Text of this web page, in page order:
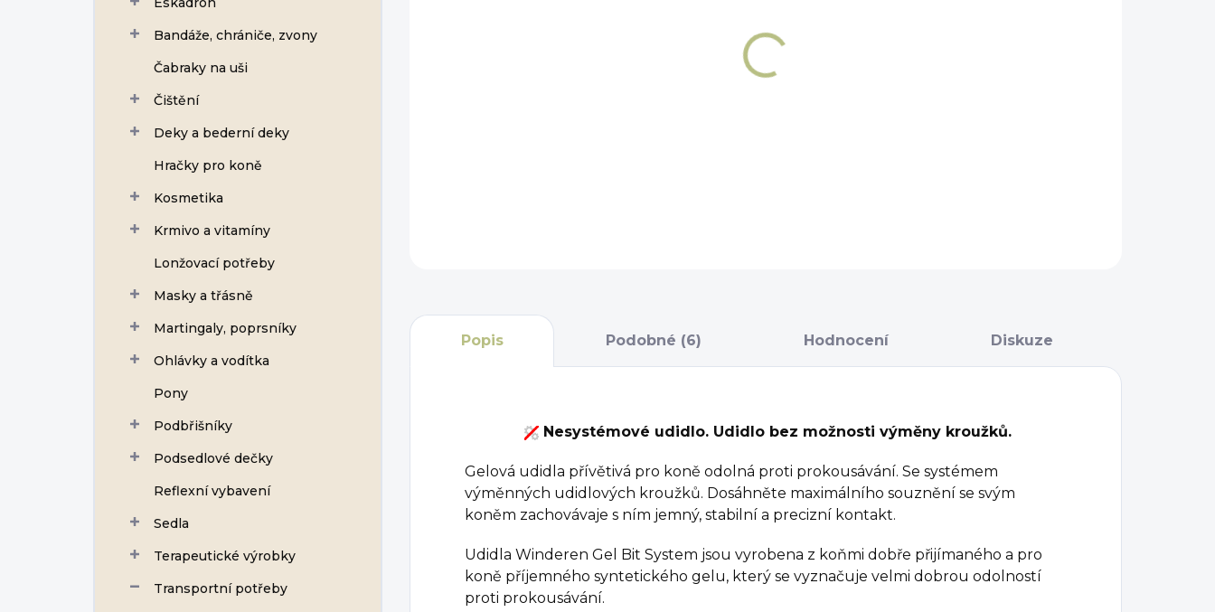
Bandáže, chrániče, zvony
Čabraky na uši
Čištění
Deky a bederní deky
Hračky pro koně
Kosmetika
Krmivo a vitamíny
Lonžovací potřeby
Masky a třásně
Martingaly, poprsníky
Ohlávky a vodítka
Pony
Podbřišníky
Podsedlové dečky
Reflexní vybavení
Sedla
Terapeutické výrobky
Transportní potřeby
Popis Podobné (6) Hodnocení Diskuze
Nesystémové udidlo. Udidlo bez možnosti výměny kroužků.
Gelová udidla přívětivá pro koně odolná proti prokousávání. Se systémem
výměnných udidlových kroužků. Dosáhněte maximálního souznění se svým
koněm zachovávaje s ním jemný, stabilní a precizní kontakt.
Udidla Winderen Gel Bit System jsou vyrobena z koňmi dobře přijímaného a pro
koně příjemného syntetického gelu, který se vyznačuje velmi dobrou odolností
proti prokousávání.